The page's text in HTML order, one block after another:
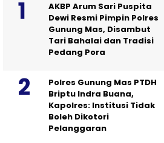
AKBP Arum Sari Puspita
Dewi Resmi Pimpin Polres
Gunung Mas, Disambut
Tari Bahalai dan Tradisi
Pedang Pora
Polres Gunung Mas PTDH
Briptu Indra Buana,
Kapolres: Institusi Tidak
Boleh Dikotori
Pelanggaran